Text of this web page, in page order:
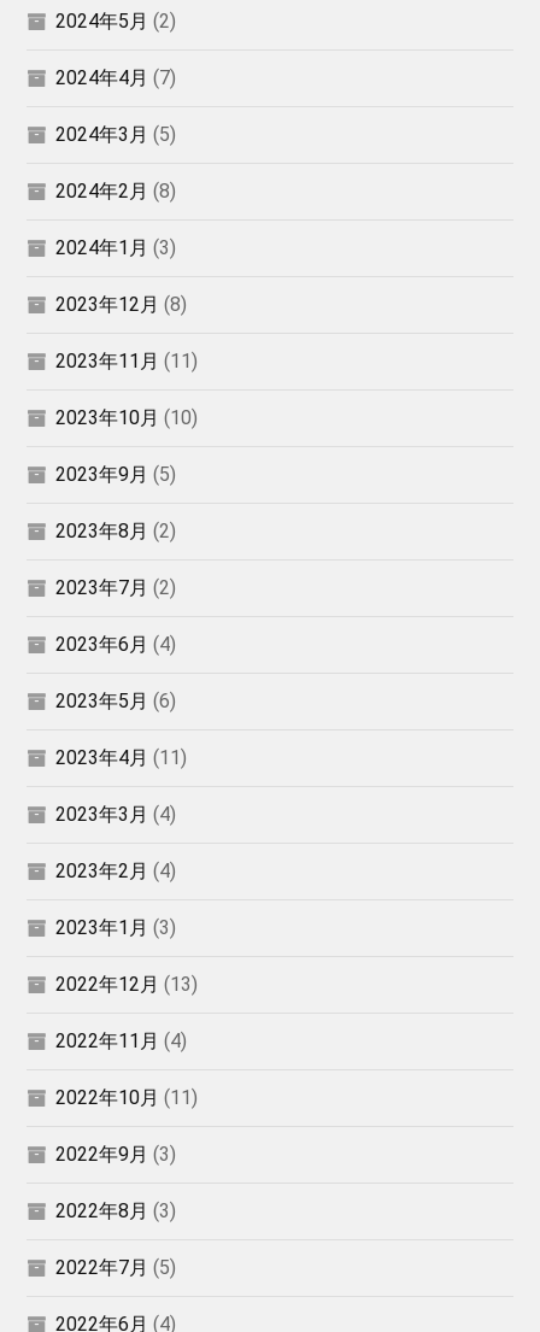
2024年5月 (2)
2024年4月 (7)
2024年3月 (5)
2024年2月 (8)
2024年1月 (3)
2023年12月 (8)
2023年11月 (11)
2023年10月 (10)
2023年9月 (5)
2023年8月 (2)
2023年7月 (2)
2023年6月 (4)
2023年5月 (6)
2023年4月 (11)
2023年3月 (4)
2023年2月 (4)
2023年1月 (3)
2022年12月 (13)
2022年11月 (4)
2022年10月 (11)
2022年9月 (3)
2022年8月 (3)
2022年7月 (5)
2022年6月 (4)